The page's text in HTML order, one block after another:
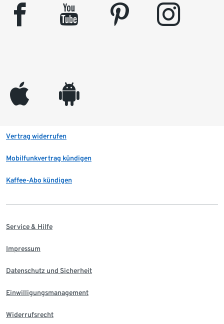
facebook youtube pinterest instagram
appleinc android
Vertrag widerrufen
Mobilfunkvertrag kündigen
Kaffee-Abo kündigen
Service & Hilfe
Impressum
Datenschutz und Sicherheit
Einwilligungsmanagement
Widerrufsrecht